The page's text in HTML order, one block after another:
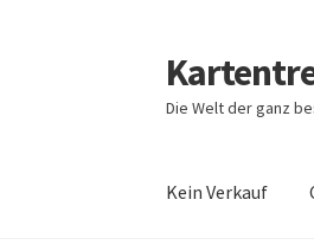
Zur
Navigation
springen
Zum
Inhalt
springen
Die Welt der ganz
Kein Verkauf